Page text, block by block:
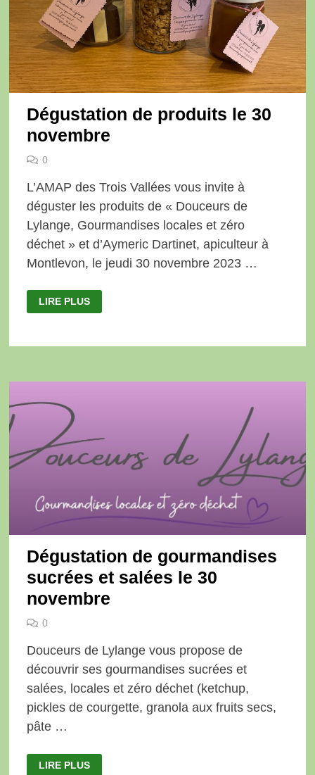
Dégustation de produits le 30
novembre
0
L’AMAP des Trois Vallées vous invite à
déguster les produits de « Douceurs de
Lylange, Gourmandises locales et zéro
déchet » et d’Aymeric Dartinet, apiculteur à
Montlevon, le jeudi 30 novembre 2023 …
DÉGUSTATION
DE
PRODUITS
NOVEMBRE
LIRE PLUS
Dégustation de gourmandises
sucrées et salées le 30
novembre
0
Douceurs de Lylange vous propose de
découvrir ses gourmandises sucrées et
salées, locales et zéro déchet (ketchup,
pickles de courgette, granola aux fruits secs,
pâte …
DÉGUSTATION
DE
LIRE PLUS